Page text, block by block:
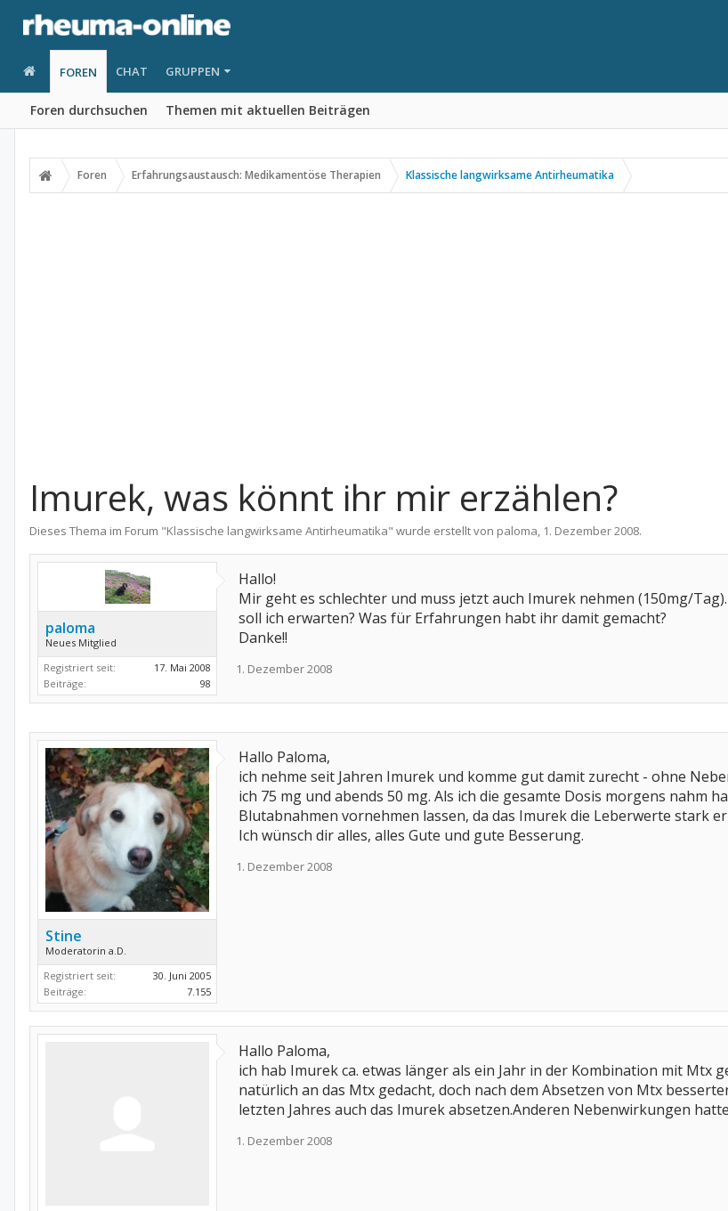
FOREN
Foren durchsuchen Themen mit aktuellen Beiträgen
CHAT GRUPPEN
Foren Erfahrungsaustausch: Medikamentöse Therapien Klassische langwirksame Antirheumatika
Imurek, was könnt ihr mir erzählen?
Dieses Thema im Forum "Klassische langwirksame Antirheumatika" wurde erstellt von paloma, 1. Dezember 2008.
paloma
Neues Mitglied
Registriert seit:
17. Mai 2008
Beiträge:
98
Hallo!
Mir geht es schlechter und muss jetzt auch Imurek nehmen (150mg/
soll ich erwarten? Was für Erfahrungen habt ihr damit gemacht?
Danke!!
1. Dezember 2008
Stine
Moderatorin a.D.
Registriert seit:
30. Juni 2005
Beiträge:
7.155
Hallo Paloma,
ich nehme seit Jahren Imurek und komme gut damit zurecht - ohne
ich 75 mg und abends 50 mg. Als ich die gesamte Dosis morgens
Blutabnahmen vornehmen lassen, da das Imurek die Leberwerte stark
Ich wünsch dir alles, alles Gute und gute Besserung.
1. Dezember 2008
Hallo Paloma,
ich hab Imurek ca. etwas länger als ein Jahr in der Kombination mit Mtx
natürlich an das Mtx gedacht, doch nach dem Absetzen von Mtx
letzten Jahres auch das Imurek absetzen.Anderen Nebenwirkungen
1. Dezember 2008